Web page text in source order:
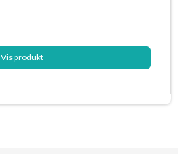
Vis produkt